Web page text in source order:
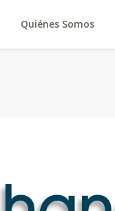
Quiénes Somos